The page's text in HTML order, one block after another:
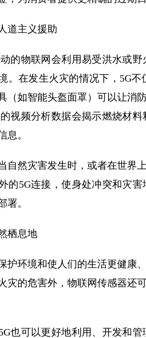
主义援助
物联网会利用易受洪水或野
。在发生火灾的情况下，5G
（如智能头盔面罩）可以让消
视频分析数据会揭示燃烧材
息。
然灾害发生时，或者在世界上
的5G连接，使身处冲突和灾
署。
息地
环境和使人们的生活更健康、
灾的危害外，物联网传感器还
可以更好地利用、开发和管